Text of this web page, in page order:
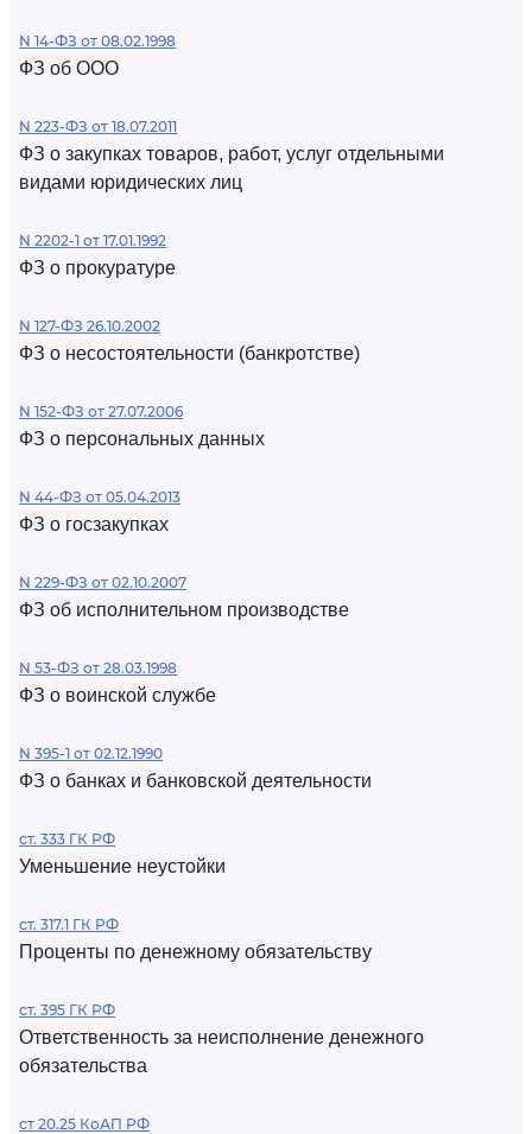
N 14-ФЗ от 08.02.1998
ФЗ об ООО
N 223-ФЗ от 18.07.2011
ФЗ о закупках товаров, работ, услуг отдельными
видами юридических лиц
N 2202-1 от 17.01.1992
ФЗ о прокуратуре
N 127-ФЗ 26.10.2002
ФЗ о несостоятельности (банкротстве)
N 152-ФЗ от 27.07.2006
ФЗ о персональных данных
N 44-ФЗ от 05.04.2013
ФЗ о госзакупках
N 229-ФЗ от 02.10.2007
ФЗ об исполнительном производстве
N 53-ФЗ от 28.03.1998
ФЗ о воинской службе
N 395-1 от 02.12.1990
ФЗ о банках и банковской деятельности
ст. 333 ГК РФ
Уменьшение неустойки
ст. 317.1 ГК РФ
Проценты по денежному обязательству
ст. 395 ГК РФ
Ответственность за неисполнение денежного
обязательства
ст 20.25 КоАП РФ